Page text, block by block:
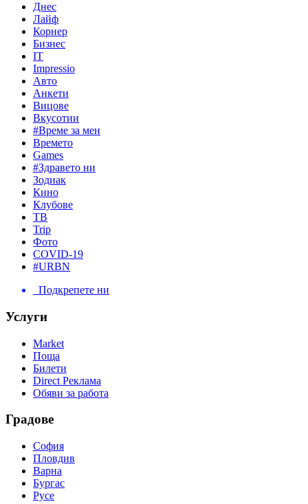
Днес
Лайф
Корнер
Бизнес
IT
Impressio
Авто
Анкети
Вицове
Вкусотии
#Време за мен
Времето
Games
#Здравето ни
Зодиак
Кино
Клубове
ТВ
Trip
Фото
COVID-19
#URBN
Подкрепете ни
Услуги
Market
Поща
Билети
Direct Реклама
Обяви за работа
Градове
София
Пловдив
Варна
Бургас
Русе